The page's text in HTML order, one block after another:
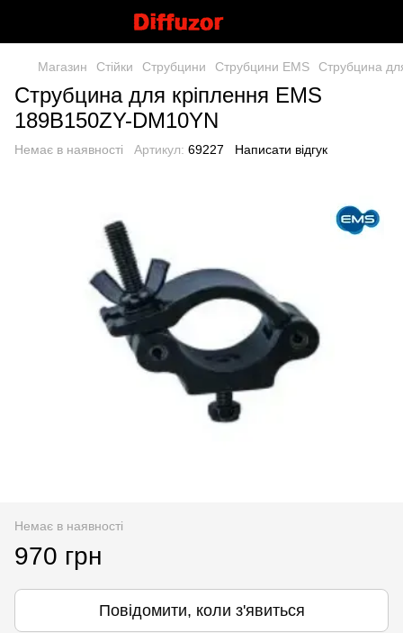
Магазин Стійки Струбцини Струбцини EMS Струбцина
Струбцина для кріплення EMS
189B150ZY-DM10YN
Немає в наявності Артикул: 69227 Написати відгук
Немає в наявності
970 грн
Повідомити, коли з'явиться